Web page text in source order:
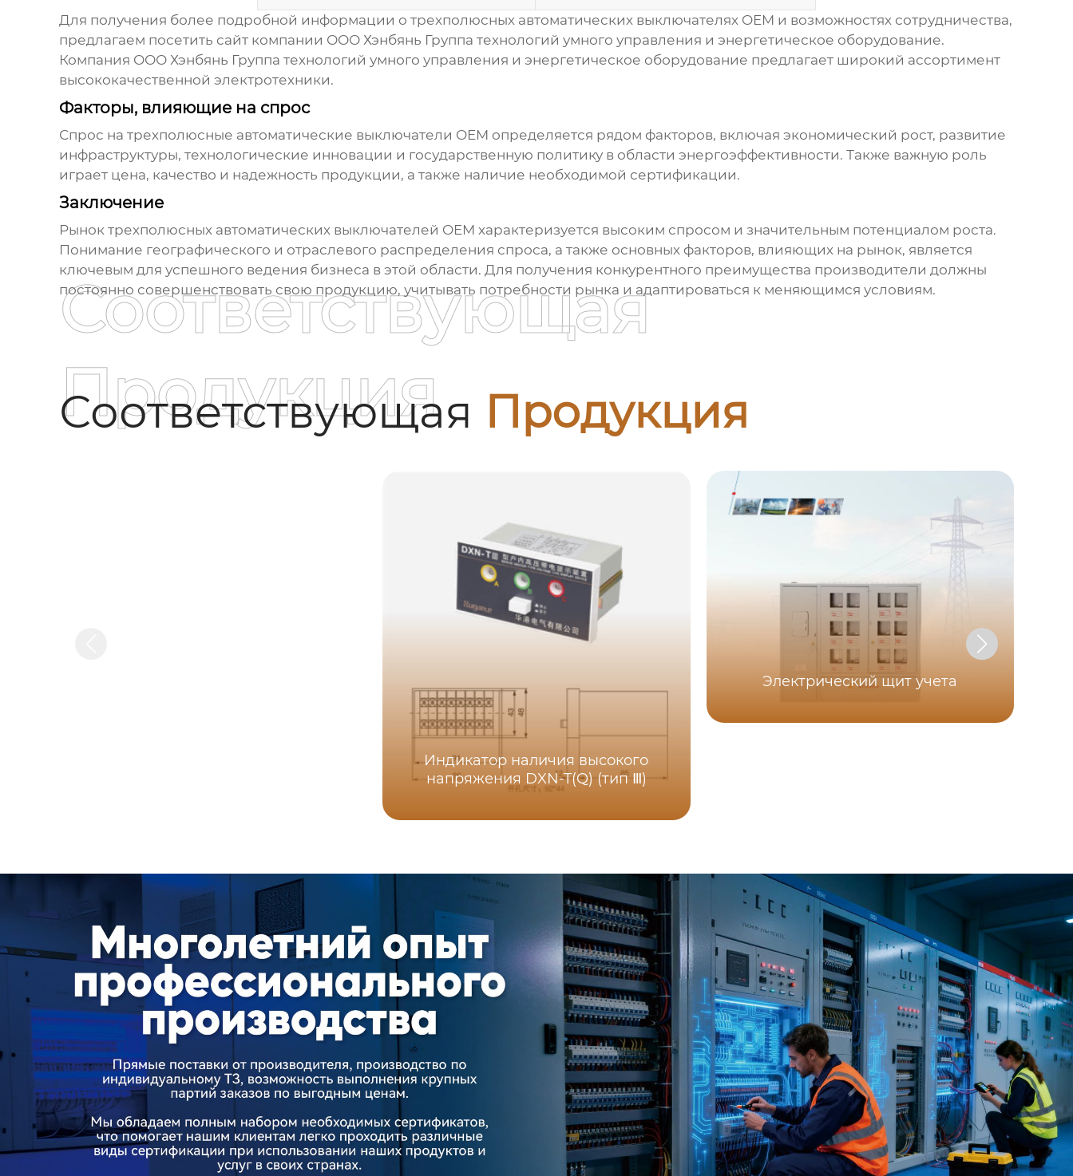
Для получения более подробной информации о трехполюсных автоматических выключателях OEM и возможностях сотрудничества,
предлагаем посетить сайт компании ООО Хэнбянь Группа технологий умного управления и энергетическое оборудование.
Компания ООО Хэнбянь Группа технологий умного управления и энергетическое оборудование предлагает широкий ассортимент
высококачественной электротехники.
Факторы, влияющие на спрос
Спрос на трехполюсные автоматические выключатели OEM определяется рядом факторов, включая экономический рост, развитие
инфраструктуры, технологические инновации и государственную политику в области энергоэффективности. Также важную роль
играет цена, качество и надежность продукции, а также наличие необходимой сертификации.
Заключение
Рынок трехполюсных автоматических выключателей OEM характеризуется высоким спросом и значительным потенциалом роста.
Понимание географического и отраслевого распределения спроса, а также основных факторов, влияющих на рынок, является
ключевым для успешного ведения бизнеса в этой области. Для получения конкурентного преимущества производители должны
постоянно совершенствовать свою продукцию, учитывать потребности рынка и адаптироваться к меняющимся условиям.
Соответствующая Продукция
Соответствующая
Продукция
Индикатор наличия высокого
напряжения DXN-T(Q) (тип Ⅲ)
Электрический щит учета